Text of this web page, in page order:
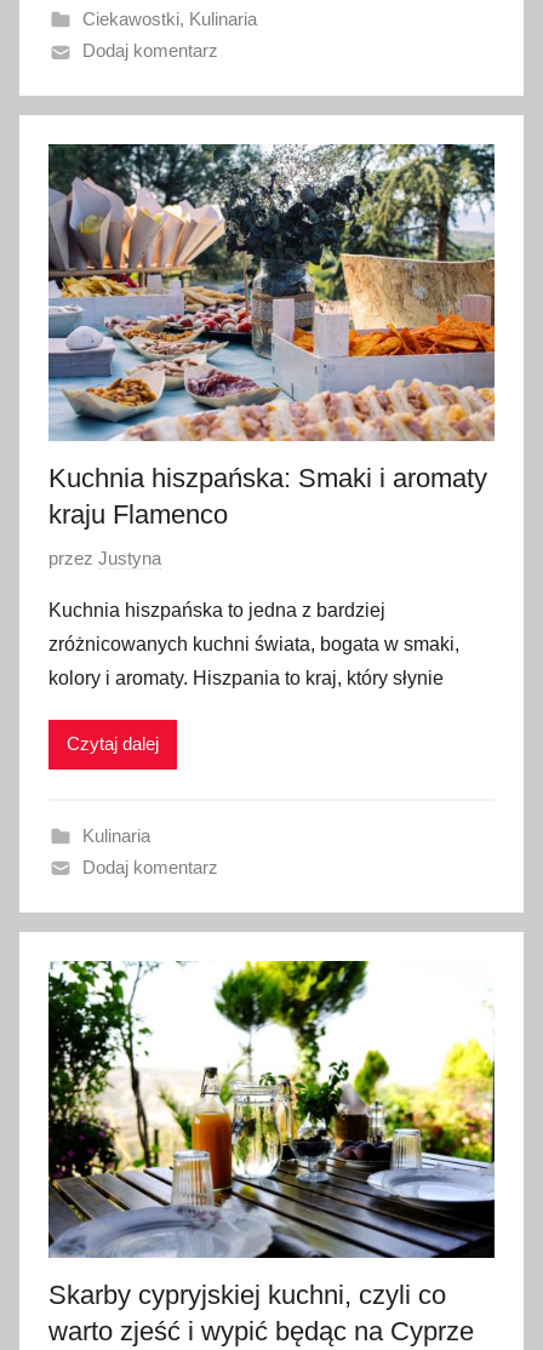
a
n
1
7
l
i
s
t
o
p
a
d
a
2
2
5
Ciekawostki, Kulinaria
Dodaj komentarz
Kuchnia hiszpańska: Smaki i aromaty
kraju Flamenco
O
u
b
l
i
a
n
2
4
m
a
r
c
a
0
2
3
przez Justyna
Kuchnia hiszpańska to jedna z bardziej
zróżnicowanych kuchni świata, bogata w smaki,
kolory i aromaty. Hiszpania to kraj, który słynie
Czytaj dalej
Kulinaria
Dodaj komentarz
Skarby cypryjskiej kuchni, czyli co
warto zjeść i wypić będąc na Cyprze